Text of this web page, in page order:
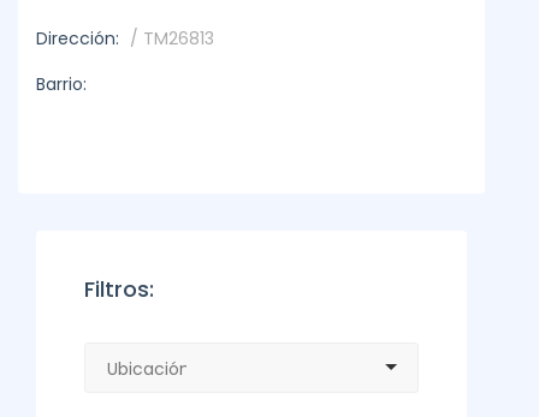
Dirección: / TM26813
Barrio:
Filtros: